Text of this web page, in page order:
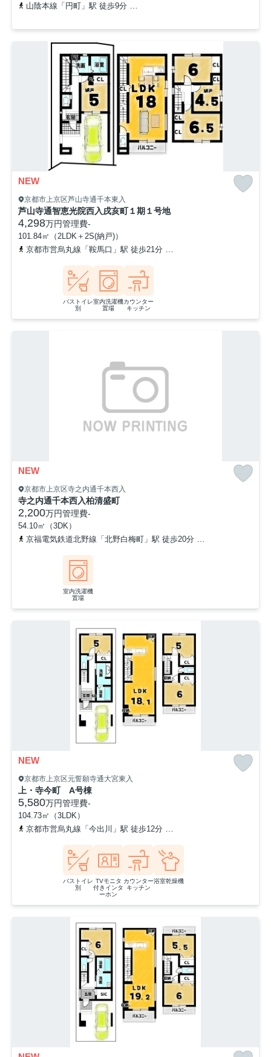
山陰本線「円町」駅 徒歩9分
NEW
京都市上京区芦山寺通千本東入
芦山寺通智恵光院西入戌亥町１期１号地
4,298万円管理費-
101.84㎡（2LDK＋2S(納戸)）
京都市営烏丸線「鞍馬口」駅 徒歩21分
バストイレ
別
室内洗濯機
置場
カウンター
キッチン
NEW
京都市上京区寺之内通千本西入
寺之内通千本西入柏清盛町
2,200万円管理費-
54.10㎡（3DK）
京福電気鉄道北野線「北野白梅町」駅 徒歩20分
室内洗濯機
置場
NEW
京都市上京区元誓願寺通大宮東入
上・寺今町 A号棟
5,580万円管理費-
104.73㎡（3LDK）
京都市営烏丸線「今出川」駅 徒歩12分
バストイレ
別
TVモニタ
付きインタ
ーホン
カウンター
キッチン
浴室乾燥機